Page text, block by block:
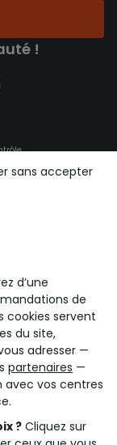
!
d’une
de
cookies servent
du site,
adresser —
partenaires —
avec vos centres
? Cliquez sur
sans accepter